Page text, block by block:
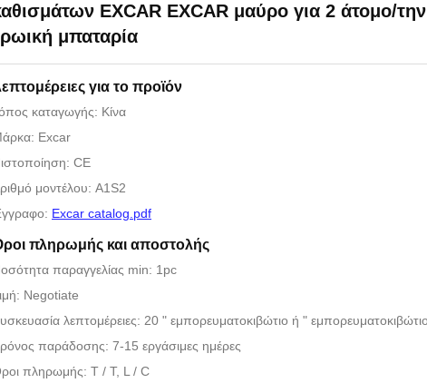
EXCAR EXCAR μαύρο για 2 άτομο/την
μπαταρία
για το προϊόν
καταγωγής: Κίνα
Excar
CE
μοντέλου: A1S2
Excar catalog.pdf
πληρωμής και αποστολής
παραγγελίας min: 1pc
Negotiate
λεπτομέρειες: 20 " εμπορευματοκιβώτιο ή "
παράδοσης: 7-15 εργάσιμες ημέρες
πληρωμής: T / T, L / C